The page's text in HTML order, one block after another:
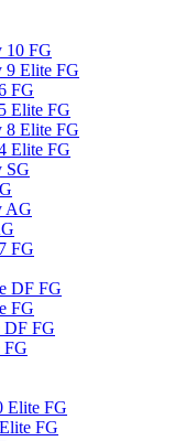
10 FG
9 Elite FG
FG
Elite FG
8 Elite FG
Elite FG
SG
AG
FG
DF FG
FG
DF FG
FG
Elite FG
FG